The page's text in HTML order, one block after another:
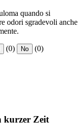
quando si
odori sgradevoli anche
(0) No (0)
kurzer Zeit